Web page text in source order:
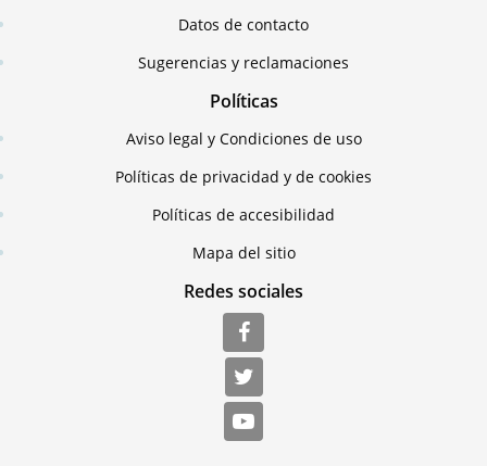
Datos de contacto
Sugerencias y reclamaciones
Políticas
Aviso legal y Condiciones de uso
Políticas de privacidad y de cookies
Políticas de accesibilidad
Mapa del sitio
Redes sociales